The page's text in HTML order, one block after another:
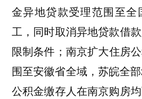
金异地贷款受理范围至全
工，同时取消异地贷款借
限制条件； 南京扩大住房
围至安徽省全域，苏皖全
公积金缴存人在南京购房